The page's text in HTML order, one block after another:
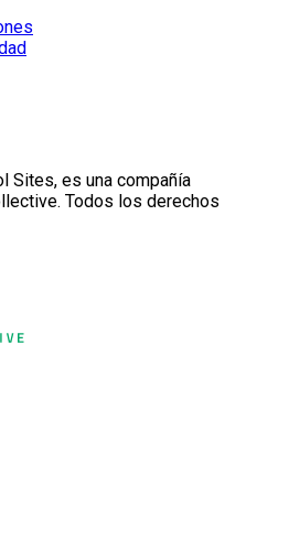
Sites, es una compañía
Todos los derechos